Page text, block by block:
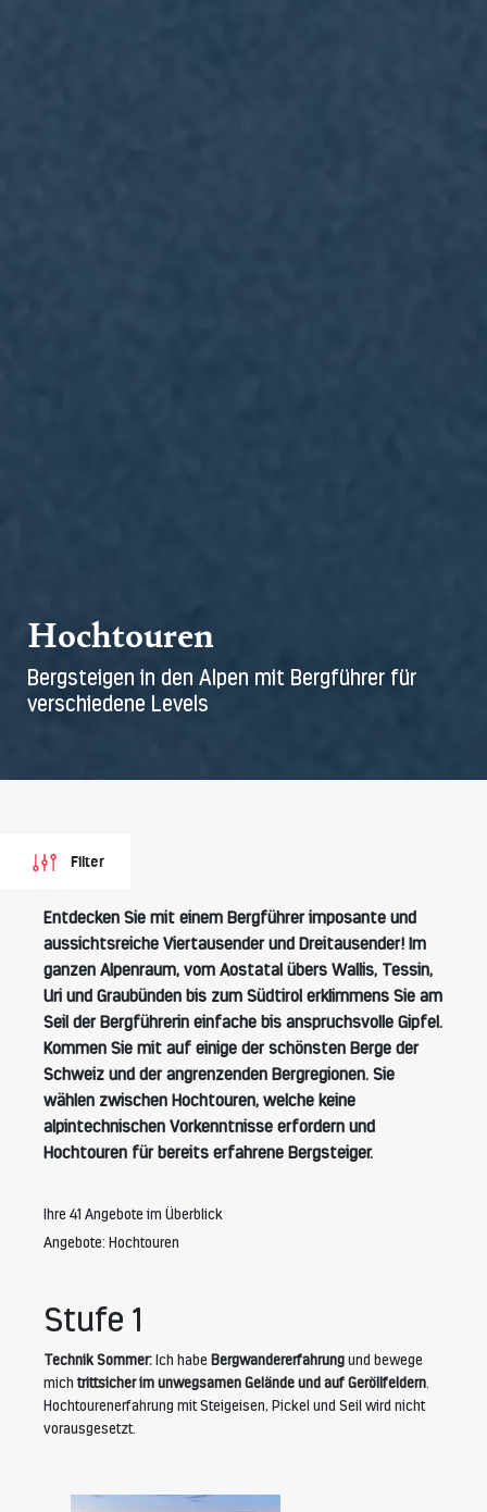
Hochtouren
Bergsteigen in den Alpen mit Bergführer für
verschiedene Levels
Filter
Entdecken Sie mit einem Bergführer imposante und
aussichtsreiche Viertausender und Dreitausender! Im
ganzen Alpenraum, vom Aostatal übers Wallis, Tessin,
Uri und Graubünden bis zum Südtirol erklimmens Sie am
Seil der Bergführerin einfache bis anspruchsvolle Gipfel.
Kommen Sie mit auf einige der schönsten Berge der
Schweiz und der angrenzenden Bergregionen. Sie
wählen zwischen Hochtouren, welche keine
alpintechnischen Vorkenntnisse erfordern und
Hochtouren für bereits erfahrene Bergsteiger.
Ihre 41 Angebote im Überblick
Angebote: Hochtouren
Stufe 1
Technik Sommer:Ich habeBergwandererfahrungund bewege
mich trittsicher im unwegsamen Gelände und auf Geröllfeldern
Hochtourenerfahrung mit Steigeisen, Pickel und Seil wird nicht
vorausgesetzt.